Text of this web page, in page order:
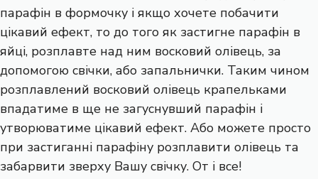
парафін в формочку і якщо хочете побачити
цікавий ефект, то до того як застигне парафін в
яйці, розплавте над ним восковий олівець, за
допомогою свічки, або запальнички. Таким чином
розплавлений восковий олівець крапельками
впадатиме в ще не загуснувший парафін і
утворюватиме цікавий ефект. Або можете просто
при застиганні парафіну розплавити олівець та
забарвити зверху Вашу свічку. От і все!